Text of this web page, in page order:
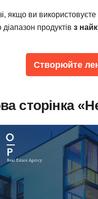
якщо ви
продуктів з
Створюйте
сторінка